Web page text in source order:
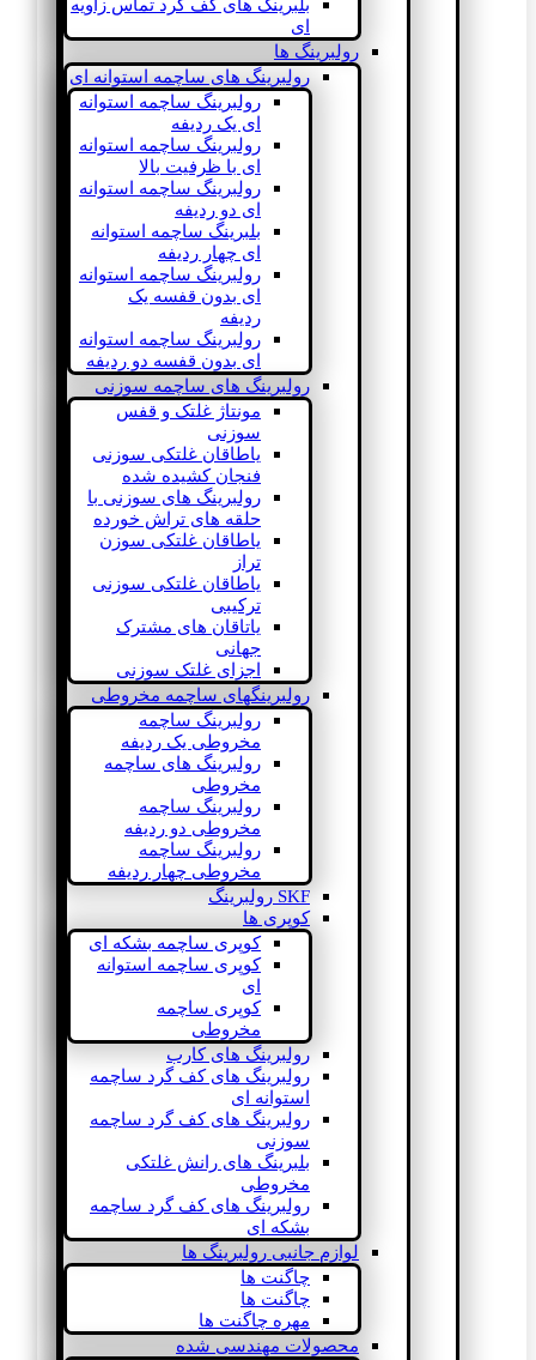
بلبرینگ های کف گرد تماس زاویه
ای
رولبرینگ ها
رولبرینگ های ساچمه استوانه ای
رولبرینگ ساچمه استوانه
ای یک ردیفه
رولبرینگ ساچمه استوانه
ای با ظرفیت بالا
رولبرینگ ساچمه استوانه
ای دو ردیفه
بلبرینگ ساچمه استوانه
ای چهار ردیفه
رولبرینگ ساچمه استوانه
ای بدون قفسه یک
ردیفه
رولبرینگ ساچمه استوانه
ای بدون قفسه دو ردیفه
رولبرینگ های ساچمه سوزنی
مونتاژ غلتک و قفس
سوزنی
یاطاقان غلتکی سوزنی
فنجان کشیده شده
رولبرینگ های سوزنی با
حلقه های تراش خورده
یاطاقان غلتکی سوزن
تراز
یاطاقان غلتکی سوزنی
ترکیبی
یاتاقان های مشترک
جهانی
اجزای غلتک سوزنی
رولبرینگهای ساچمه مخروطی
رولبرینگ ساچمه
مخروطی یک ردیفه
رولبرینگ های ساچمه
مخروطی
رولبرینگ ساچمه
مخروطی دو ردیفه
رولبرینگ ساچمه
مخروطی چهار ردیفه
SKF رولبرینگ
کوپری ها
کوپری ساچمه بشکه ای
کوپری ساچمه استوانه
ای
کوپری ساچمه
مخروطی
رولبرینگ های کارب
رولبرینگ های کف گرد ساچمه
استوانه ای
رولبرینگ های کف گرد ساچمه
سوزنی
بلبرینگ های رانش غلتکی
مخروطی
رولبرینگ های کف گرد ساچمه
بشکه ای
لوازم جانبی رولبرینگ ها
چاگنت ها
چاگنت ها
مهره چاگنت ها
محصولات مهندسی شده